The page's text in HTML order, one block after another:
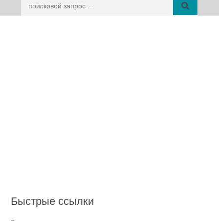
Быстрые ссылки